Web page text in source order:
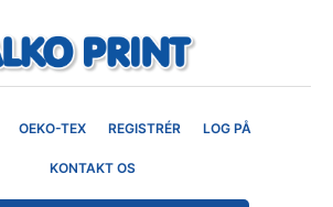
OEKO-TEX REGISTRÉR LOG PÅ
KONTAKT OS